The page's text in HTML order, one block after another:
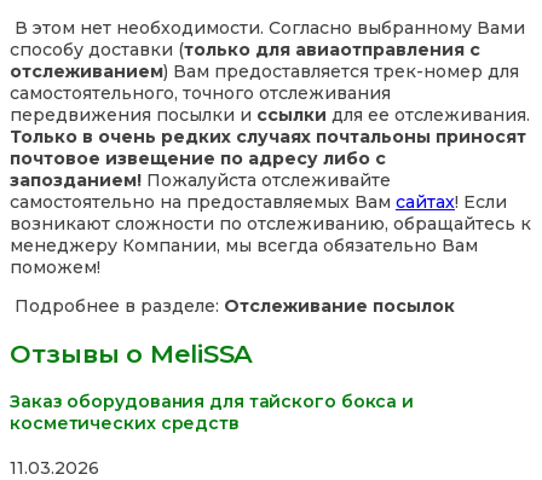
В этом нет необходимости. Согласно выбранному Вами
способу доставки (только для авиаотправления с
отслеживанием) Вам предоставляется трек-номер для
самостоятельного, точного отслеживания
передвижения посылки и ссылки для ее отслеживания.
Только в очень редких случаях почтальоны приносят
почтовое извещение по адресу либо с
запозданием! Пожалуйста отслеживайте
самостоятельно на предоставляемых Вам сайтах! Если
возникают сложности по отслеживанию, обращайтесь к
менеджеру Компании, мы всегда обязательно Вам
поможем!
Подробнее в разделе: Отслеживание посылок
Отзывы о MeliSSA
Заказ оборудования для тайского бокса и
косметических средств
Rated
11.03.2026